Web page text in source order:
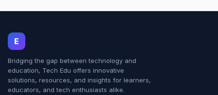
E
Bridging the gap between technology and
education, Tech Edu offers innovative
solutions, resources, and insights for learners,
educators, and tech enthusiasts alike.